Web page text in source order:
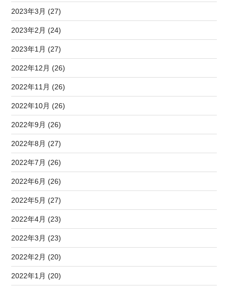
2023年3月 (27)
2023年2月 (24)
2023年1月 (27)
2022年12月 (26)
2022年11月 (26)
2022年10月 (26)
2022年9月 (26)
2022年8月 (27)
2022年7月 (26)
2022年6月 (26)
2022年5月 (27)
2022年4月 (23)
2022年3月 (23)
2022年2月 (20)
2022年1月 (20)